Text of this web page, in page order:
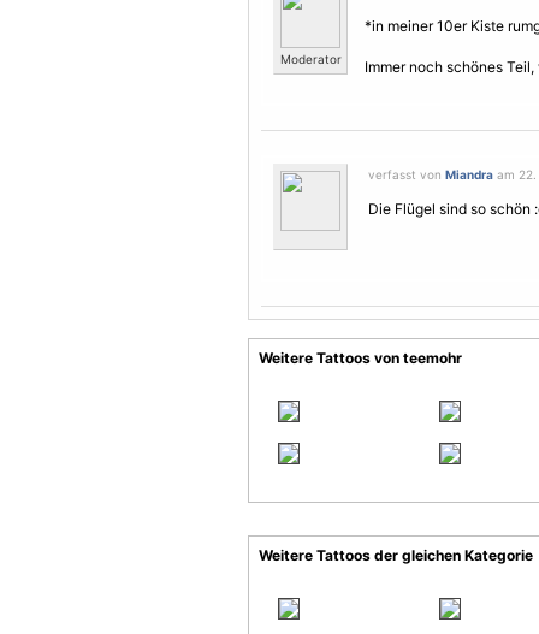
Moderator
*in meiner 10er Kiste
Immer noch schönes
verfasst von Miandra am 22.
Die Flügel sind so schön
Weitere Tattoos von teemohr
Weitere Tattoos der gleichen Kategorie